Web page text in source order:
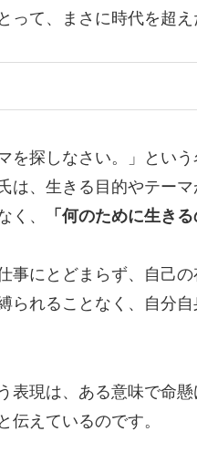
て、まさに時代を超
を探しなさい。」とい
は、生きる目的やテー
く、
「何のために生きる
事にとどまらず、自己
られることなく、自分
表現は、ある意味で命
伝えているのです。